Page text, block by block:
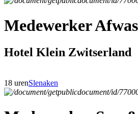
Medewerker
Hotel Klein Zwitserland
18 urenSlenaken